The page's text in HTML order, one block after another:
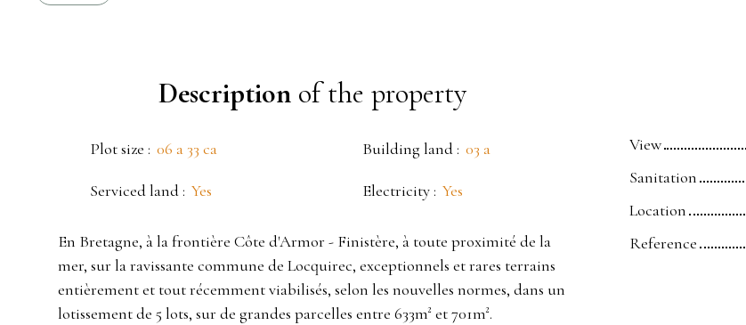
Description of the property
Plot size : 06 a 33 ca Building land: 03 a
Serviced land: Yes Electricity: Yes
En Bretagne, à la frontière Côte d'Armor - Finistère, à toute proximité de la
mer, sur la ravissante commune de Locquirec, exceptionnels et rares terrains
entièrement et tout récemment viabilisés, selon les nouvelles normes, dans un
lotissement de 5 lots, sur de grandes parcelles entre 633m² et 701m².
View
Sanitation
Location
Reference